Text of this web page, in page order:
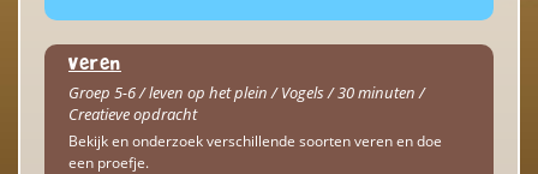
Veren
Groep 5-6 / leven op het plein / Vogels / 30 minuten /
Creatieve opdracht
Bekijk en onderzoek verschillende soorten veren en doe
een proefje.